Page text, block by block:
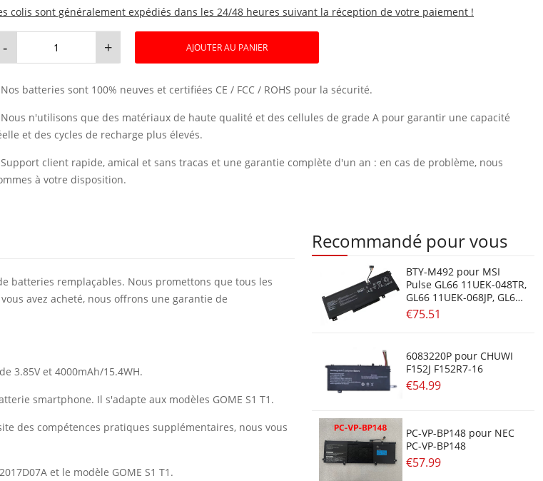
colis sont généralement expédiés dans les 24/48 heures suivant la réception de votre paiement !
- + AJOUTER AU PANIER
batteries sont 100% neuves et certifiées CE / FCC / ROHS pour la sécurité.
n'utilisons que des matériaux de haute qualité et des cellules de grade A pour garantir une capacité
et des cycles de recharge plus élevés.
client rapide, amical et sans tracas et une garantie complète d'un an : en cas de problème, nous
à votre disposition.
batteries remplaçables. Nous promettons que tous les
avez acheté, nous offrons une garantie de
3.85V et 4000mAh/15.4WH.
smartphone. Il s'adapte aux modèles GOME S1 T1.
des compétences pratiques supplémentaires, nous vous
et le modèle GOME S1 T1.
Recommandé pour vous
BTY-M492 pour MSI
Pulse GL66 11UEK-048TR,
GL66 11UEK-068JP, GL66
11UEK-009TW, GL66
11UEK-008FR, GL66
€75.51
6083220P pour CHUWI
F152J F152R7-16
€54.99
PC-VP-BP148 pour NEC
PC-VP-BP148
€57.99